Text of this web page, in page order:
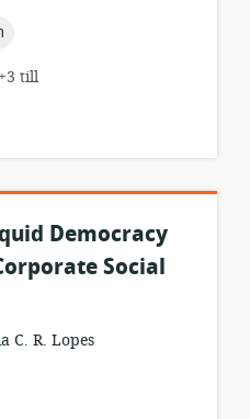
+3 till
Democracy
Social
C. R. Lopes